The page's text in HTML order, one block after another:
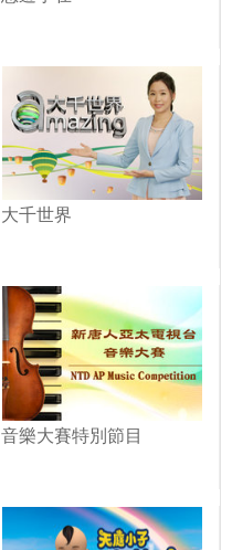
大千世界
音樂大賽特別節目